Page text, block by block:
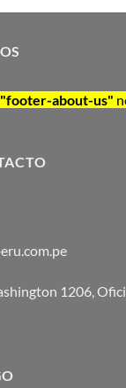
"footer-about-us"
1206,